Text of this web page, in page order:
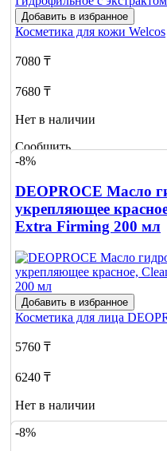
Добавить в избранное
Косметика для кожи Welcos
7080 ₸
7680 ₸
Нет в наличии
Сообщить
о наличии
-8%
DEOPROCE Масло
укрепляющее
Extra Firming 200 мл
Добавить в избранное
Косметика для лица
5760 ₸
6240 ₸
Нет в наличии
Сообщить
-8%